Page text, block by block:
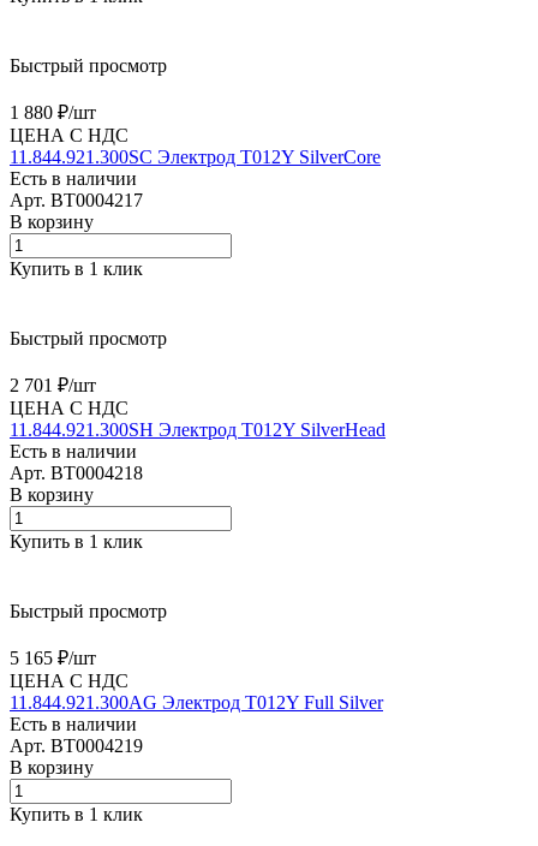
Быстрый просмотр
1 880 ₽/шт
ЦЕНА С НДС
11.844.921.300SC Электрод T012Y SilverCore
Есть в наличии
Арт. BT0004217
В корзину
Купить в 1 клик
Быстрый просмотр
2 701 ₽/шт
ЦЕНА С НДС
11.844.921.300SH Электрод T012Y SilverHead
Есть в наличии
Арт. BT0004218
В корзину
Купить в 1 клик
Быстрый просмотр
5 165 ₽/шт
ЦЕНА С НДС
11.844.921.300AG Электрод T012Y Full Silver
Есть в наличии
Арт. BT0004219
В корзину
Купить в 1 клик